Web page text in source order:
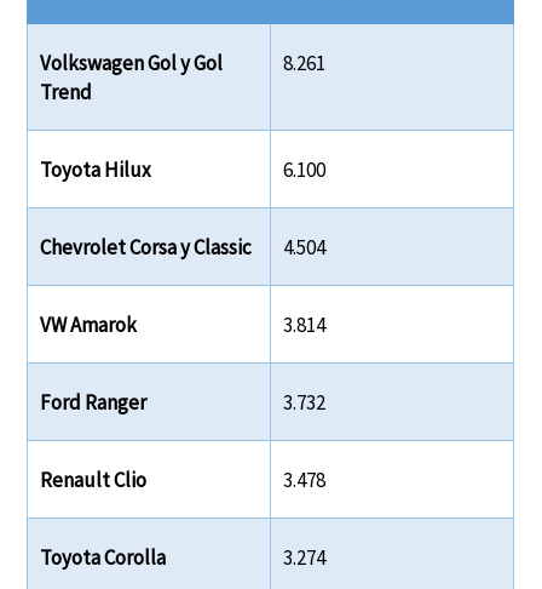
Volkswagen Gol y Gol
Trend
8.261
Toyota Hilux 6.100
Chevrolet Corsa y Classic 4.504
VW Amarok 3.814
Ford Ranger 3.732
Renault Clio 3.478
Toyota Corolla 3.274